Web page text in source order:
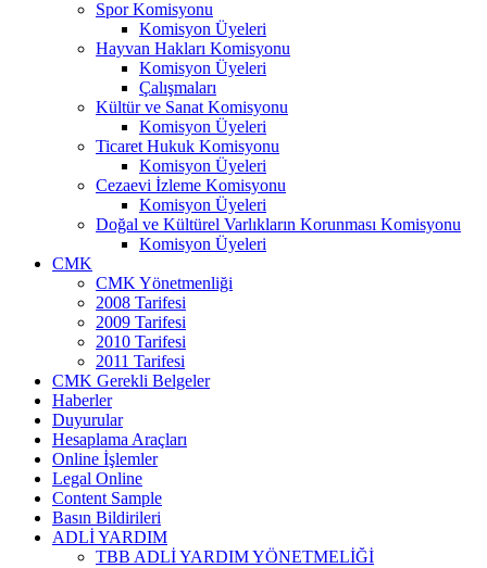
Spor Komisyonu
Komisyon Üyeleri
Hayvan Hakları Komisyonu
Komisyon Üyeleri
Çalışmaları
Kültür ve Sanat Komisyonu
Komisyon Üyeleri
Ticaret Hukuk Komisyonu
Komisyon Üyeleri
Cezaevi İzleme Komisyonu
Komisyon Üyeleri
Doğal ve Kültürel Varlıkların Korunması Komisyonu
Komisyon Üyeleri
CMK
CMK Yönetmenliği
2008 Tarifesi
2009 Tarifesi
2010 Tarifesi
2011 Tarifesi
CMK Gerekli Belgeler
Haberler
Duyurular
Hesaplama Araçları
Online İşlemler
Legal Online
Content Sample
Basın Bildirileri
ADLİ YARDIM
TBB ADLİ YARDIM YÖNETMELİĞİ